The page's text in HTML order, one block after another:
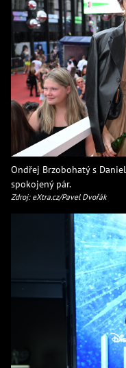
Ondřej Brzobohatý s
spokojený pár.
Zdroj: eXtra.cz/Pavel Dvořák